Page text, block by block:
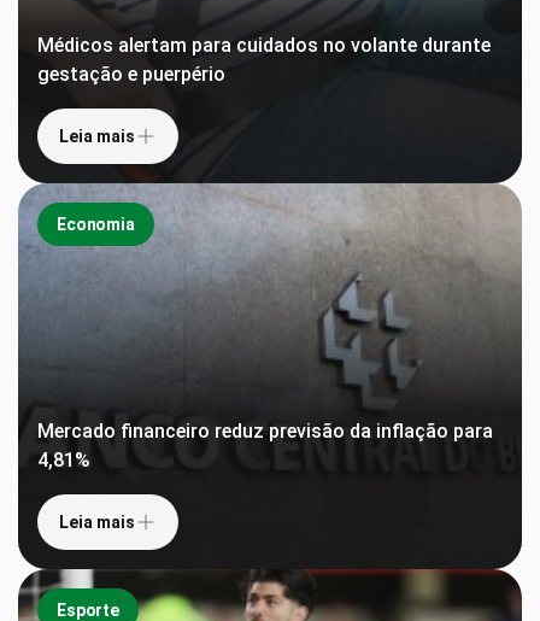
Médicos alertam para cuidados no volante durante
gestação e puerpério
Leia mais
Economia
Mercado financeiro reduz previsão da inflação para
4,81%
Leia mais
Esporte